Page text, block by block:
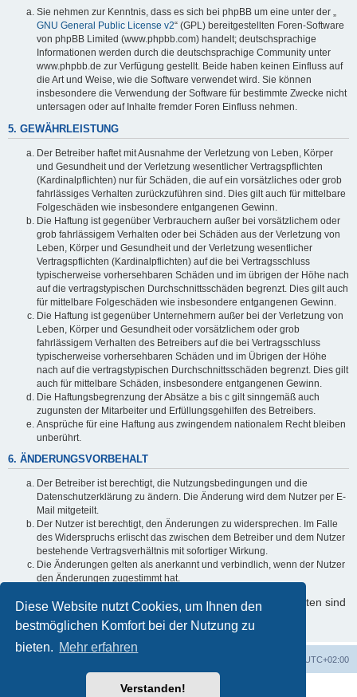
Diese Website nutzt Cookies, um Ihnen den
bestmöglichen Komfort bei der Nutzung zu
bieten. Mehr erfahren
Verstanden!
Sie nehmen zur Kenntnis, dass es sich bei phpBB um eine unter der „
GNU General Public License v2“ (GPL) bereitgestellten Foren-Software
von phpBB Limited (www.phpbb.com) handelt; deutschsprachige
Informationen werden durch die deutschsprachige Community unter
www.phpbb.de zur Verfügung gestellt. Beide haben keinen Einfluss auf
die Art und Weise, wie die Software verwendet wird. Sie können
insbesondere die Verwendung der Software für bestimmte Zwecke nicht
untersagen oder auf Inhalte fremder Foren Einfluss nehmen.
5. GEWÄHRLEISTUNG
Der Betreiber haftet mit Ausnahme der Verletzung von Leben, Körper
und Gesundheit und der Verletzung wesentlicher Vertragspflichten
(Kardinalpflichten) nur für Schäden, die auf ein vorsätzliches oder grob
fahrlässiges Verhalten zurückzuführen sind. Dies gilt auch für mittelbare
Folgeschäden wie insbesondere entgangenen Gewinn.
Die Haftung ist gegenüber Verbrauchern außer bei vorsätzlichem oder
grob fahrlässigem Verhalten oder bei Schäden aus der Verletzung von
Leben, Körper und Gesundheit und der Verletzung wesentlicher
Vertragspflichten (Kardinalpflichten) auf die bei Vertragsschluss
typischerweise vorhersehbaren Schäden und im übrigen der Höhe nach
auf die vertragstypischen Durchschnittsschäden begrenzt. Dies gilt auch
für mittelbare Folgeschäden wie insbesondere entgangenen Gewinn.
Die Haftung ist gegenüber Unternehmern außer bei der Verletzung von
Leben, Körper und Gesundheit oder vorsätzlichem oder grob
fahrlässigem Verhalten des Betreibers auf die bei Vertragsschluss
typischerweise vorhersehbaren Schäden und im Übrigen der Höhe
nach auf die vertragstypischen Durchschnittsschäden begrenzt. Dies gilt
auch für mittelbare Schäden, insbesondere entgangenen Gewinn.
Die Haftungsbegrenzung der Absätze a bis c gilt sinngemäß auch
zugunsten der Mitarbeiter und Erfüllungsgehilfen des Betreibers.
Ansprüche für eine Haftung aus zwingendem nationalem Recht bleiben
unberührt.
6. ÄNDERUNGSVORBEHALT
Der Betreiber ist berechtigt, die Nutzungsbedingungen und die
Datenschutzerklärung zu ändern. Die Änderung wird dem Nutzer per E-
Mail mitgeteilt.
Der Nutzer ist berechtigt, den Änderungen zu widersprechen. Im Falle
des Widerspruchs erlischt das zwischen dem Betreiber und dem Nutzer
bestehende Vertragsverhältnis mit sofortiger Wirkung.
Die Änderungen gelten als anerkannt und verbindlich, wenn der Nutzer
den Änderungen zugestimmt hat.
Informationen über den Umgang mit Ihren persönlichen Daten sind
in der Datenschutzerklärung enthalten.
UTC+02:00
Powered byphpBB® Forum Software © phpBB Limited